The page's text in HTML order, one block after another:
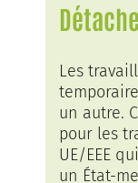
Les
un autre.
pour les
UE/EEE
un État-